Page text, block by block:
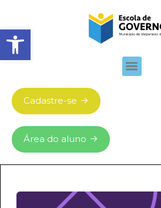
Abrir barra de ferramentas
Cadastre-se
Área do aluno